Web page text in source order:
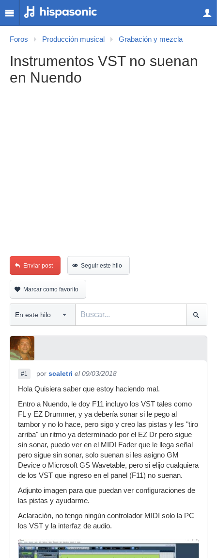
Foros Producción musical Grabación y mezcla
Instrumentos VST no suenan
en Nuendo
Enviar post Seguir este hilo
Marcar como favorito
#1 por scaletri el 09/03/2018
Hola Quisiera saber que estoy haciendo mal.
Entro a Nuendo, le doy F11 incluyo los VST tales como
FL y EZ Drummer, y ya debería sonar si le pego al
tambor y no lo hace, pero sigo y creo las pistas y les "tiro
arriba" un ritmo ya determinado por el EZ Dr pero sigue
sin sonar, puedo ver en el MIDI Fader que le llega señal
pero sigue sin sonar, solo suenan si les asigno GM
Device o Microsoft GS Wavetable, pero si elijo cualquiera
de los VST que ingreso en el panel (F11) no suenan.
Adjunto imagen para que puedan ver configuraciones de
las pistas y ayudarme.
Aclaración, no tengo ningún controlador MIDI solo la PC
los VST y la interfaz de audio.